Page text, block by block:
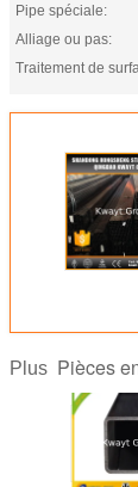
Pipe spéciale:
Alliage ou pas:
Traitement de
Plus Pièces